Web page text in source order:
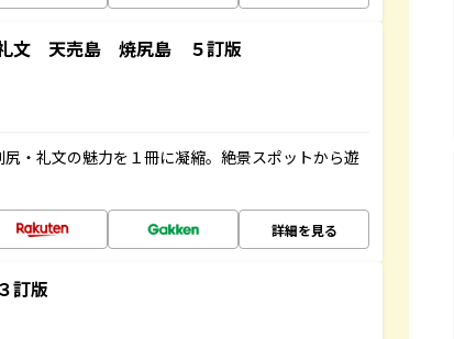
文 天売島 焼尻島 ５訂版
・礼文の魅力を１冊に凝縮。絶景スポットから遊
詳細を見る
訂版